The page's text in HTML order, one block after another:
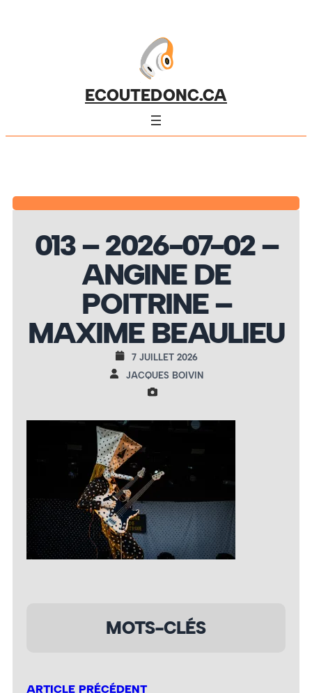
ECOUTEDONC.CA
013 – 2026-07-02 –
ANGINE DE
POITRINE –
MAXIME BEAULIEU
7 JUILLET 2026
JACQUES BOIVIN
MOTS-CLÉS
ARTICLE PRÉCÉDENT